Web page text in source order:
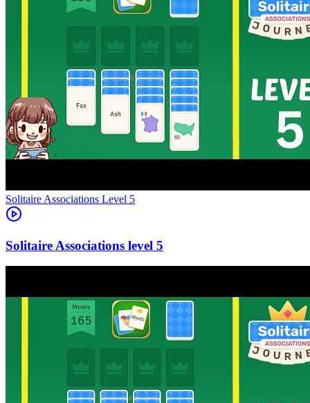
Level 5
5